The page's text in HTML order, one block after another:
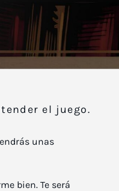
el juego.
unas
bien. Te será